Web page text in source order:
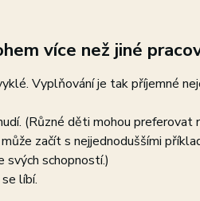
více než jiné
Vyplňování je tak příjemné
(Různé děti mohou preferovat
začít s nejjednoduššími
schopností.)
líbí.